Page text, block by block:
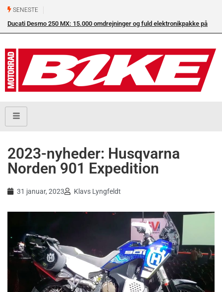
SENESTE
Ducati Desmo 250 MX: 15.000 omdrejninger og fuld elektronikpakke på
2023-nyheder: Husqvarna
Norden 901 Expedition
31 januar, 2023 Klavs Lyngfeldt